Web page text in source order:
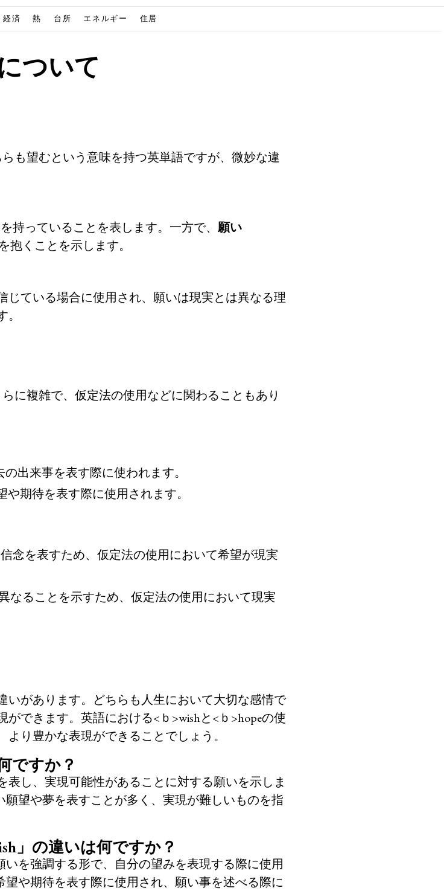
経済 熱 台所 エネルギー 住居
ついて
も望むという意味を持つ英単語ですが、微妙な違
持っていることを表します。一方で、 願い
抱くことを示します。
じている場合に使用され、願いは現実とは異なる理
に複雑で、仮定法の使用などに関わることもあり
出来事を表す際に使われます。
期待を表す際に使用されます。
念を表すため、仮定法の使用において希望が現実
なることを示すため、仮定法の使用において現実
いがあります。どちらも人生において大切な感情で
できます。英語における<ｂ>wishと<ｂ>hopeの使
り豊かな表現ができることでしょう。
ですか？
表し、実現可能性があることに対する願いを示しま
望や夢を表すことが多く、実現が難しいものを指
」の違いは何ですか？
いを強調する形で、自分の望みを表現する際に使用
望や期待を表す際に使用され、願い事を述べる際に